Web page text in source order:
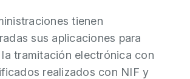
tienen
sus aplicaciones para
la tramitación electrónica con
realizados con NIF y